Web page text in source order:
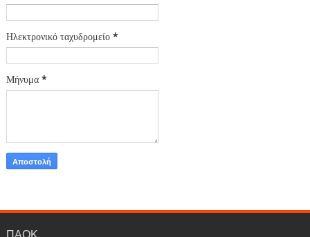
Ηλεκτρονικό ταχυδρομείο *
Μήνυμα *
ΠΑΟΚ